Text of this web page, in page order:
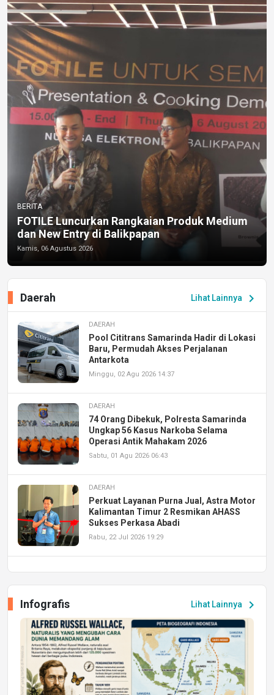
BERITA
FOTILE Luncurkan Rangkaian Produk Medium
dan New Entry di Balikpapan
Kamis, 06 Agustus 2026
Lihat Lainnya chevron_right
Daerah
DAERAH
Pool Cititrans Samarinda Hadir di Lokasi
Baru, Permudah Akses Perjalanan
Antarkota
Minggu, 02 Agu 2026 14:37
DAERAH
74 Orang Dibekuk, Polresta Samarinda
Ungkap 56 Kasus Narkoba Selama
Operasi Antik Mahakam 2026
Sabtu, 01 Agu 2026 06:43
DAERAH
Perkuat Layanan Purna Jual, Astra Motor
Kalimantan Timur 2 Resmikan AHASS
Sukses Perkasa Abadi
Rabu, 22 Jul 2026 19:29
Peluang Kerja dan Magang
Jumat, 17 Jul 2026 22:30
DAERAH
Astra Motor Kalimantan Timur 2 Dukung
Mahasiswa Samarinda dalam Astra
Honda SDGs Future Leaders 2026
Lihat Lainnya chevron_right
Infografis